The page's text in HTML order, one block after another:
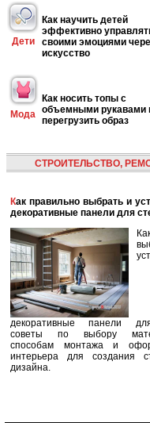
Дети
Как научить детей
эффективно
своими эмоциями
искусство
Мода
Как носить топы с
объемными рукавами
перегрузить образ
СТРОИТЕЛЬСТВО,
Как правильно выбрать и установить
декоративные панели для
декоративные панели
советы по выбору
способам монтажа и
интерьера для создания
дизайна.